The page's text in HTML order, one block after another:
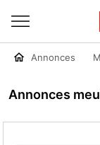
Annonces
Annonces